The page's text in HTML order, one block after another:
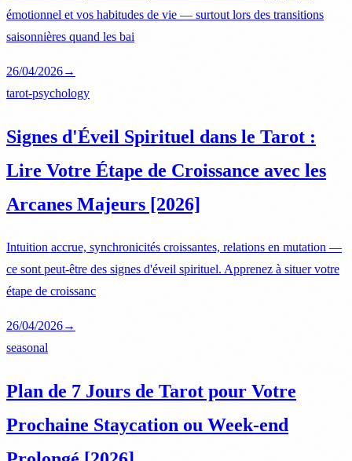
émotionnel et vos habitudes de vie — surtout lors des transitions
saisonnières quand les bai
26/04/2026→
tarot-psychology
Signes d'Éveil Spirituel dans le Tarot :
Lire Votre Étape de Croissance avec les
Arcanes Majeurs [2026]
Intuition accrue, synchronicités croissantes, relations en mutation —
ce sont peut-être des signes d'éveil spirituel. Apprenez à situer votre
étape de croissanc
26/04/2026→
seasonal
Plan de 7 Jours de Tarot pour Votre
Prochaine Staycation ou Week-end